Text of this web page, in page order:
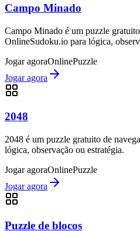
Campo Minado
Campo Minado é um puzzle
OnlineSudoku.io para lógica,
Jogar agoraOnlinePuzzle
Jogar agora
2048
2048 é um puzzle gratuito de
lógica, observação ou estratégia.
Jogar agoraOnlinePuzzle
Jogar agora
Puzzle de blocos